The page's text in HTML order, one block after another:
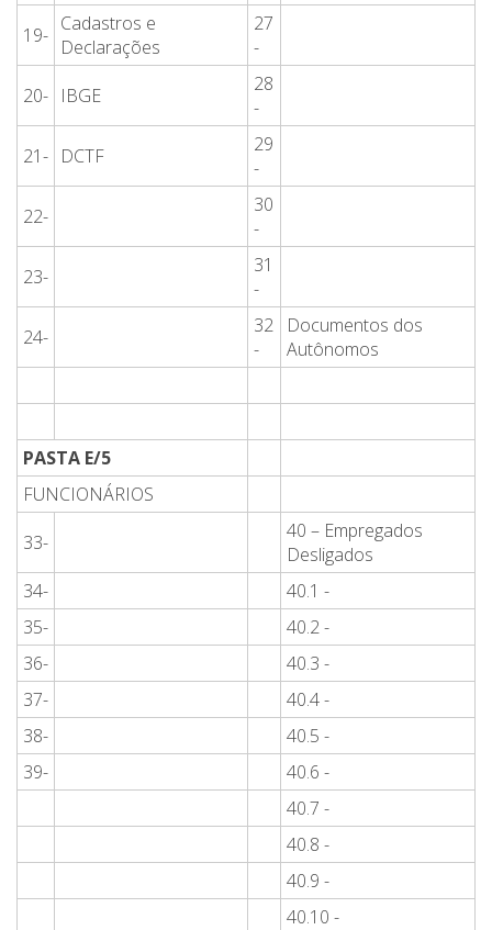
19- Cadastros e
Declarações
27
-
20- IBGE
28
-
21- DCTF
29
-
22-
30
-
23-
31
-
24-
32
-
Documentos dos
Autônomos
PASTA E/5
FUNCIONÁRIOS
33-
40 – Empregados
Desligados
34-
40.1 -
35-
40.2 -
36-
40.3 -
37-
40.4 -
38-
40.5 -
39-
40.6 -
40.7 -
40.8 -
40.9 -
40.10 -